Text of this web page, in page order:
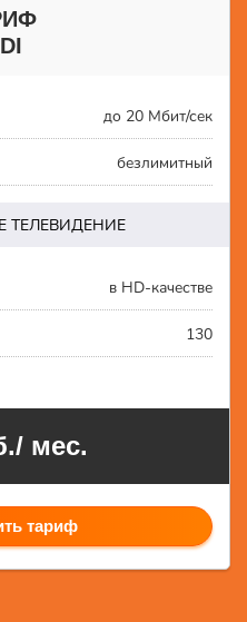
до 20 Мбит/сек
безлимитный
ТЕЛЕВИДЕНИЕ
в HD-качестве
130
мес.
тариф